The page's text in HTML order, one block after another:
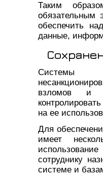
Таким
обязательным
обеспечить
данные,
Системы
взломов и
на ее
Для
имеет
сотруднику
системе и